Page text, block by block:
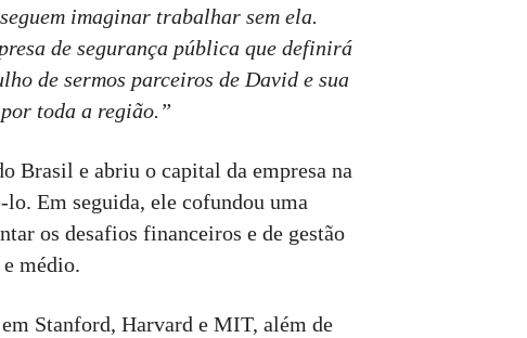
imaginar trabalhar sem ela.
de segurança pública que definirá
de sermos parceiros de David e sua
toda a região.”
Brasil e abriu o capital da empresa na
Em seguida, ele cofundou uma
os desafios financeiros e de gestão
médio.
Stanford, Harvard e MIT, além de